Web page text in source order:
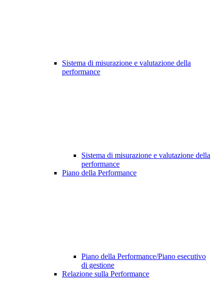
Sistema di misurazione e valutazione della
performance
Sistema di misurazione e valutazione della
performance
Piano della Performance
Piano della Performance/Piano esecutivo
di gestione
Relazione sulla Performance